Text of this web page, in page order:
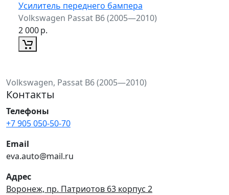
Усилитель переднего бампера
Volkswagen Passat B6 (2005—2010)
2 000р.
Volkswagen, Passat B6 (2005—2010)
Контакты
Телефоны
+7 905 050-50-70
Email
eva.auto@mail.ru
Адрес
Воронеж, пр. Патриотов 63 корпус 2